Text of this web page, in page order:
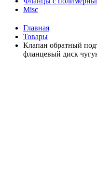
Misc
Главная
Товары
Клапан обратный
фланцевый диск